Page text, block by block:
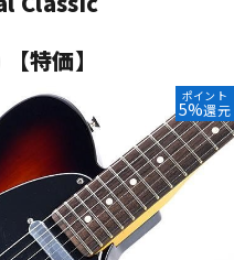
アコギ/エレアコ
ウクレレ
パーカッション
特価】
ポイント
5%還元